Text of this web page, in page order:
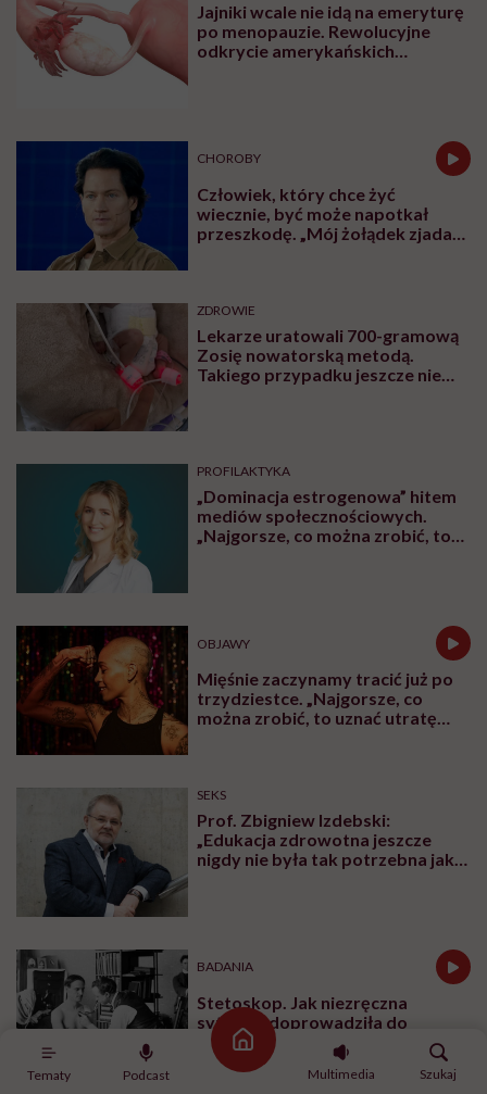
Tematy Podcast
Strona główna
Multimedia
Szukaj
Jajniki wcale nie idą na emeryturę
po menopauzie. Rewolucyjne
odkrycie amerykańskich
CHOROBY
Człowiek, który chce żyć
wiecznie, być może napotkał
przeszkodę. „Mój żołądek zjada
ZDROWIE
Lekarze uratowali 700-gramową
Zosię nowatorską metodą.
Takiego przypadku jeszcze nie
PROFILAKTYKA
„Dominacja estrogenowa” hitem
mediów społecznościowych.
„Najgorsze, co można zrobić, to
OBJAWY
Mięśnie zaczynamy tracić już po
trzydziestce. „Najgorsze, co
można zrobić, to uznać utratę
SEKS
Prof. Zbigniew Izdebski:
„Edukacja zdrowotna jeszcze
nigdy nie była tak potrzebna jak
BADANIA
Stetoskop. Jak niezręczna
sytuacja doprowadziła do
wielkiego odkrycia